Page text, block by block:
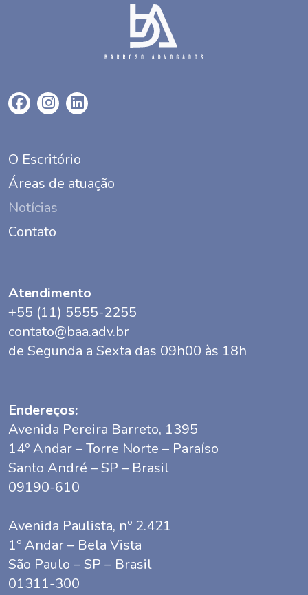
O Escritório
Áreas de atuação
Notícias
Contato
Atendimento
+55 (11) 5555-2255
contato@baa.adv.br
de Segunda a Sexta das 09h00 às 18h
Endereços:
Avenida Pereira Barreto, 1395
14º Andar – Torre Norte – Paraíso
Santo André – SP – Brasil
09190-610
Avenida Paulista, nº 2.421
1º Andar – Bela Vista
São Paulo – SP – Brasil
01311-300